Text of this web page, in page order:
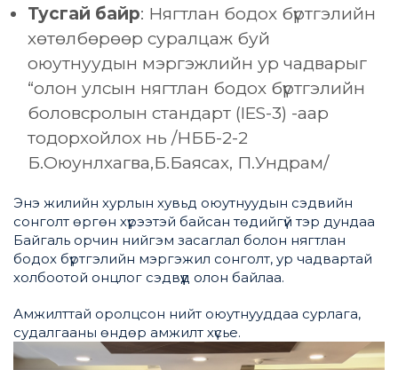
Тусгай байр: Нягтлан бодох бүртгэлийн
хөтөлбөрөөр суралцаж буй
оюутнуудын мэргэжлийн ур чадварыг
“олон улсын нягтлан бодох бүртгэлийн
боловсролын стандарт (IES-3) -аар
тодорхойлох нь /НББ-2-2
Б.Оюунлхагва,Б.Баясах, П.Ундрам/
Энэ жилийн хурлын хувьд оюутнуудын сэдвийн
сонголт өргөн хүрээтэй байсан төдийгүй тэр дундаа
Байгаль орчин нийгэм засаглал болон нягтлан
бодох бүртгэлийн мэргэжил сонголт, ур чадвартай
холбоотой онцлог сэдвүүд олон байлаа.
Амжилттай оролцсон нийт оюутнууддаа сурлага,
судалгааны өндөр амжилт хүсье.